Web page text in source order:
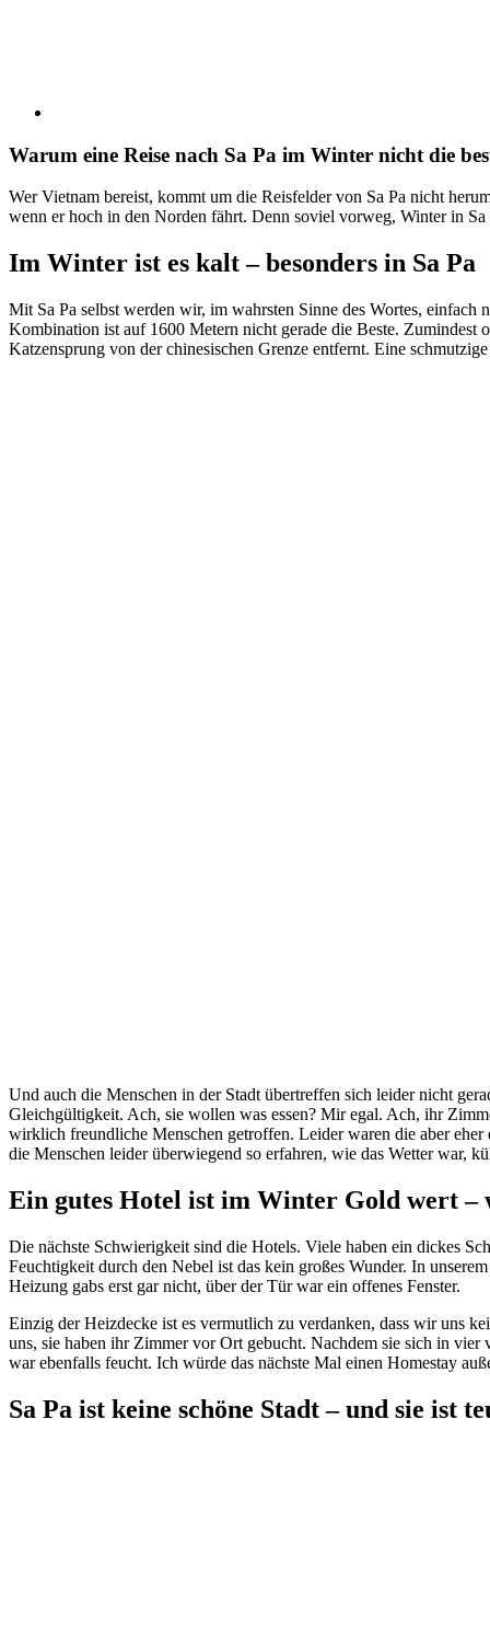
Warum eine Reise nach Sa Pa im Winter nicht die
Wer Vietnam bereist, kommt um die Reisfelder von Sa Pa nicht
wenn er hoch in den Norden fährt. Denn soviel vorweg, Winter in
Im Winter ist es kalt – besonders in Sa Pa
Mit Sa Pa selbst werden wir, im wahrsten Sinne des Wortes,
Kombination ist auf 1600 Metern nicht gerade die Beste. Zumindest
Katzensprung von der chinesischen Grenze entfernt. Eine
Und auch die Menschen in der Stadt übertreffen sich leider nicht
Gleichgültigkeit. Ach, sie wollen was essen? Mir egal. Ach, ihr
wirklich freundliche Menschen getroffen. Leider waren die aber
die Menschen leider überwiegend so erfahren, wie das Wetter war,
Ein gutes Hotel ist im Winter Gold wert –
Die nächste Schwierigkeit sind die Hotels. Viele haben ein dickes
Feuchtigkeit durch den Nebel ist das kein großes Wunder. In
Heizung gabs erst gar nicht, über der Tür war ein offenes Fenster.
Einzig der Heizdecke ist es vermutlich zu verdanken, dass wir uns
uns, sie haben ihr Zimmer vor Ort gebucht. Nachdem sie sich in vier
war ebenfalls feucht. Ich würde das nächste Mal einen Homestay
Sa Pa ist keine schöne Stadt – und sie ist